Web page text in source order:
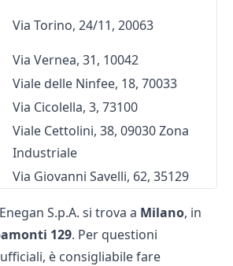
Via Torino, 24/11, 20063
Via Vernea, 31, 10042
Viale delle Ninfee, 18, 70033
Via Cicolella, 3, 73100
Viale Cettolini, 38, 09030 Zona
Industriale
Via Giovanni Savelli, 62, 35129
S.p.A. si trova a Milano, in
129. Per questioni
è consigliabile fare